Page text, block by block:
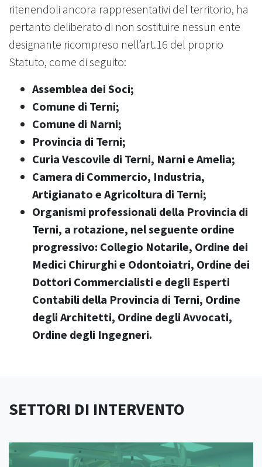
ritenendoli ancora rappresentativi del territorio, ha
pertanto deliberato di non sostituire nessun ente
designante ricompreso nell’art.16 del proprio
Statuto, come di seguito:
Assemblea dei Soci;
Comune di Terni;
Comune di Narni;
Provincia di Terni;
Curia Vescovile di Terni, Narni e Amelia;
Camera di Commercio, Industria,
Artigianato e Agricoltura di Terni;
Organismi professionali della Provincia di
Terni, a rotazione, nel seguente ordine
progressivo: Collegio Notarile, Ordine dei
Medici Chirurghi e Odontoiatri, Ordine dei
Dottori Commercialisti e degli Esperti
Contabili della Provincia di Terni, Ordine
degli Architetti, Ordine degli Avvocati,
Ordine degli Ingegneri.
SETTORI DI INTERVENTO